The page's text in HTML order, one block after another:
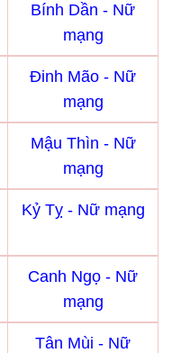
Bính Dần - Nữ
mạng
Đinh Mão - Nữ
mạng
Mậu Thìn - Nữ
mạng
Kỷ Tỵ - Nữ mạng
Canh Ngọ - Nữ
mạng
Tân Mùi - Nữ